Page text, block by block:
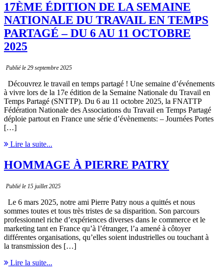
17ÈME ÉDITION DE LA SEMAINE
NATIONALE DU TRAVAIL EN TEMPS
PARTAGÉ – DU 6 AU 11 OCTOBRE
2025
Publié le 29 septembre 2025
Découvrez le travail en temps partagé ! Une semaine d’événements
à vivre lors de la 17e édition de la Semaine Nationale du Travail en
Temps Partagé (SNTTP). Du 6 au 11 octobre 2025, la FNATTP
Fédération Nationale des Associations du Travail en Temps Partagé
déploie partout en France une série d’évènements: – Journées Portes
[…]
Lire la suite...
HOMMAGE À PIERRE PATRY
Publié le 15 juillet 2025
Le 6 mars 2025, notre ami Pierre Patry nous a quittés et nous
sommes toutes et tous très tristes de sa disparition. Son parcours
professionnel riche d’expériences diverses dans le commerce et le
marketing tant en France qu’à l’étranger, l’a amené à côtoyer
différentes organisations, qu’elles soient industrielles ou touchant à
la transmission des […]
Lire la suite...